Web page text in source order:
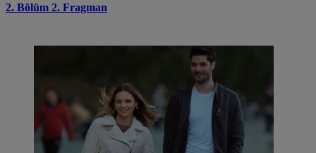
2. Bölüm 2. Fragman